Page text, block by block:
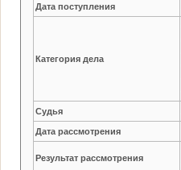
Дата поступления
Категория дела
Судья
Дата рассмотрения
Результат рассмотрения